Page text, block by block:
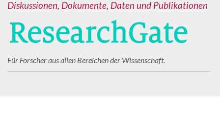
Diskussionen, Dokumente, Daten und Publikationen
Für Forscher aus allen Bereichen der Wissenschaft.